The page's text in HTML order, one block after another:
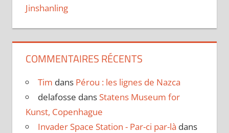
Jinshanling
COMMENTAIRES RÉCENTS
Tim dans Pérou : les lignes de Nazca
delafosse dans Statens Museum for
Kunst, Copenhague
Invader Space Station - Par-ci par-là dans